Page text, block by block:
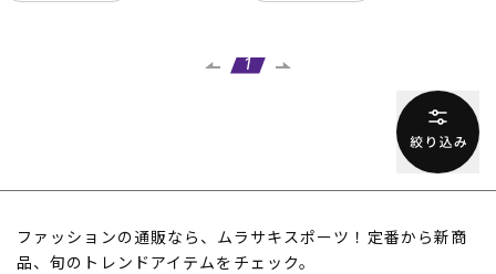
1
ファッションの通販なら、ムラサキスポーツ！定番から新商
品、旬のトレンドアイテムをチェック。